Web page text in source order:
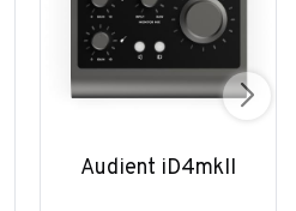
Audient iD4mkII